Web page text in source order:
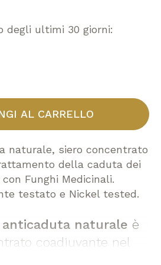
degli ultimi 30 giorni:
AL CARRELLO
naturale, siero concentrato
della caduta dei
Funghi Medicinali.
testato e Nickel tested.
anticaduta naturale è
coadiuvante nel
caduta dei capelli,